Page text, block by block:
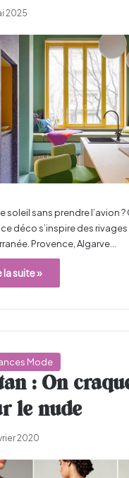
2025
soleil sans prendre l’avion ?
déco s’inspire des rivages
Provence, Algarve…
la suite »
Mode
: On
le nude
2020